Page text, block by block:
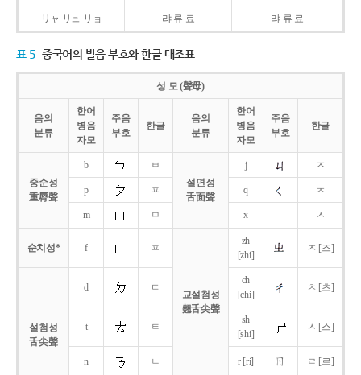
リャ リュ リョ 랴 류 료 랴 류 료
표 5 중국어의 발음 부호와 한글 대조표
성 모 (聲母)
음의
분류
한어
병음
자모
주음
부호
한글
음의
분류
한어
병음
자모
주음
부호
한글
중순성
重脣聲
b
ㅂ
설면성
舌面聲
j ㅈ
p ㅍ q ㅊ
m ㅁ x ㅅ
순치성* f ㅍ
교설첨성
翹舌尖聲
zh
[zhi]
ㅈ [즈]
설첨성
舌尖聲
d ㄷ
ch
[chi]
ㅊ [츠]
t ㅌ
sh
[shi]
ㅅ [스]
n ㄴ r [ri] ㄖ ㄹ [르]